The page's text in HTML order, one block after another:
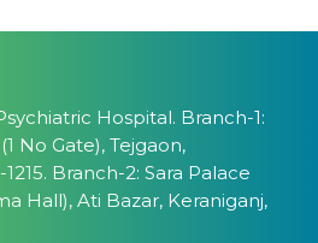
Hospital. Branch-1:
No Gate), Tejgaon,
Branch-2: Sara Palace
Hall), Ati Bazar, Keraniganj,